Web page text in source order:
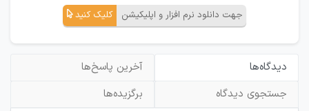
جهت دانلود نرم افزار و اپلیکیشن کلیک کنید
دیدگاه‌ها
آخرین پاسخ‌ها
جستجوی دیدگاه
برگزیده‌ها